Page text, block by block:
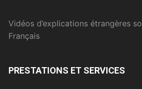
Vidéos d’explications étrangères
Français
PRESTATIONS ET SERVICES